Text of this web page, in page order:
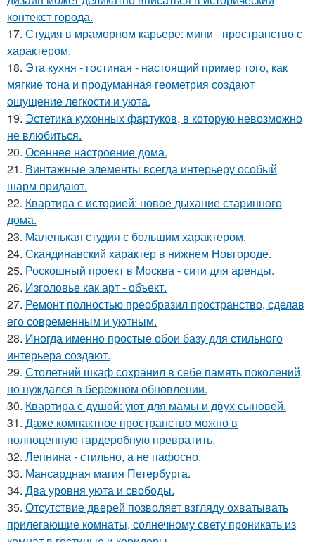
контекст города.
17. Студия в мраморном карьере: мини - пространство с
характером.
18. Эта кухня - гостиная - настоящий пример того, как
мягкие тона и продуманная геометрия создают
ощущение легкости и уюта.
19. Эстетика кухонных фартуков, в которую невозможно
не влюбиться.
20. Осеннее настроение дома.
21. Винтажные элементы всегда интерьеру особый
шарм придают.
22. Квартира с историей: новое дыхание старинного
дома.
23. Маленькая студия с большим характером.
24. Скандинавский характер в нижнем Новгороде.
25. Роскошный проект в Москва - сити для аренды.
26. Изголовье как арт - объект.
27. Ремонт полностью преобразил пространство, сделав
его современным и уютным.
28. Иногда именно простые обои базу для стильного
интерьера создают.
29. Столетний шкаф сохранил в себе память поколений,
но нуждался в бережном обновлении.
30. Квартира с душой: уют для мамы и двух сыновей.
31. Даже компактное пространство можно в
полноценную гардеробную превратить.
32. Лепнина - стильно, а не пафосно.
33. Мансардная магия Петербурга.
34. Два уровня уюта и свободы.
35. Отсутствие дверей позволяет взгляду охватывать
прилегающие комнаты, солнечному свету проникать из